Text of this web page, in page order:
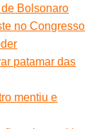
de Bolsonaro
no Congresso
patamar das
mentiu e